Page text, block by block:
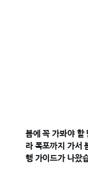
봄에 꼭 가봐야 할
라 폭포까지 가서
행 가이드가 나왔